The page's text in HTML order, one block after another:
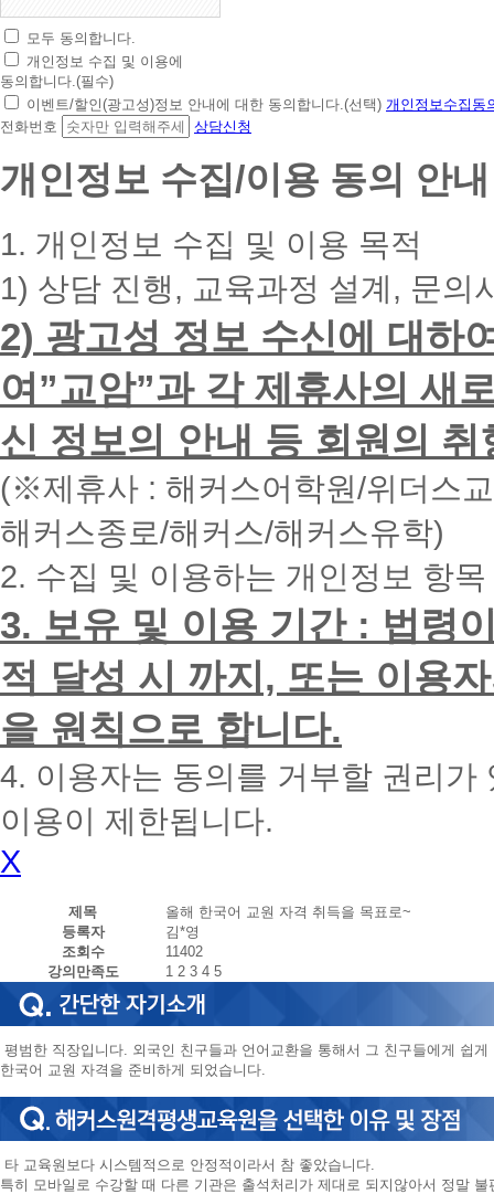
초
간
편
상
담
청
대
폰
입
력
시
면
빠
른
간
내
에
화
드
리
겠
습
니
다.
모두 동의합니다.
개인정보 수집 및 이용에
동의합니다.(필수)
이벤트/할인(광고성)정보 안내에 대한 동의합니다.(선택) 개인정보수집동
전화번호
상담신청
개인정보 수집/이용 동의 안내
1. 개인정보 수집 및 이용 목적
1) 상담 진행, 교육과정 설계, 문의
2) 광고성 정보 수신에 대하
여”교암”과 각 제휴사의 새
신 정보의 안내 등 회원의
(※제휴사 : 해커스어학원/위더스
해커스종로/해커스/해커스유학)
2. 수집 및 이용하는 개인정보 항
3. 보유 및 이용 기간 : 법령
적 달성 시 까지, 또는 이용
을 원칙으로 합니다.
4. 이용자는 동의를 거부할 권리
이용이 제한됩니다.
X
제목
올해 한국어 교원 자격 취득을 목표로~
등록자
김*영
조회수
11402
강의만족도
1 2 3 4 5
평범한 직장입니다. 외국인 친구들과 언어교환을 통해서 그 친구들에게 쉽
한국어 교원 자격을 준비하게 되었습니다.
타 교육원보다 시스템적으로 안정적이라서 참 좋았습니다.
특히 모바일로 수강할 때 다른 기관은 출석처리가 제대로 되지않아서 정말 불